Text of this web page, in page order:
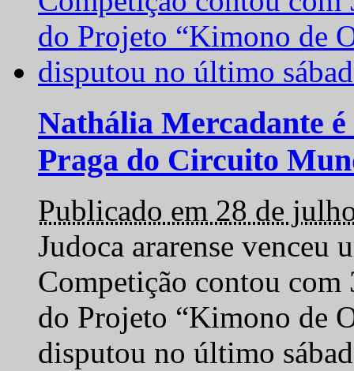
Nathália Mercadante
Praga do Circuito
Publicado em 28 de
Judoca ararense venceu
Competição contou com
do Projeto “Kimono de
disputou no último